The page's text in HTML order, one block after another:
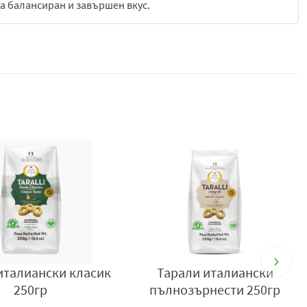
балансиран и завършен вкус.
за по-изразен средиземноморски характер на
по-естествени и традиционни рецепти. Балансът
рецепта, хрупкава текстура и богат зехтинов аромат,
ситуация – от ежедневни моменти до специални
бл. 27, тел: 0889 31 31 62, e-
класик
250гр
Тарали италиански
пълнозърнести 250гр